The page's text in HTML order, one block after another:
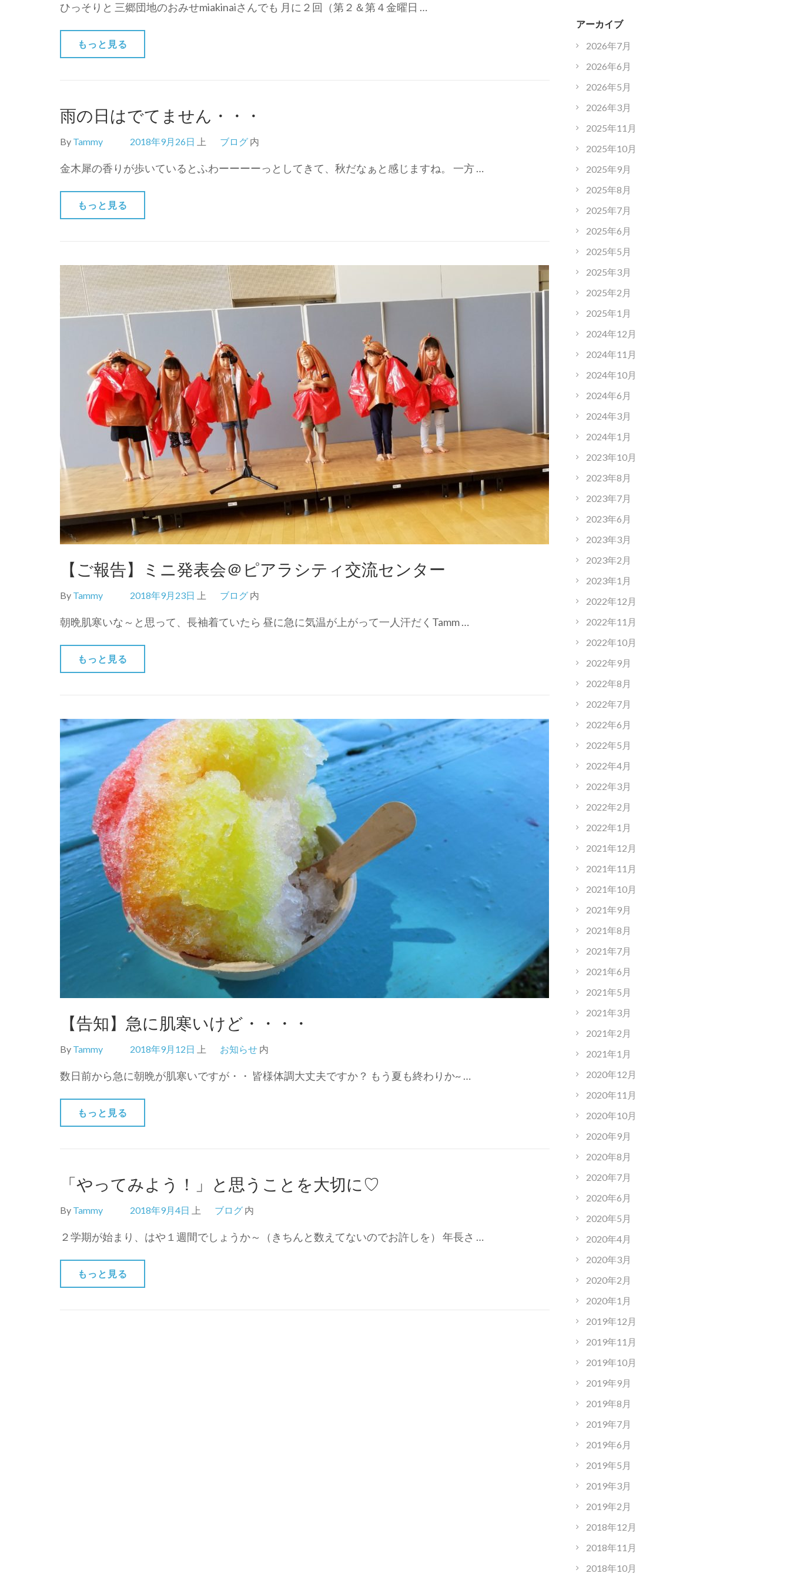
ひっそりと 三郷団地のおみせmiakinaiさんでも 月に２回（第２＆第４金曜日 …
もっと見る
雨の日はでてません・・・
By Tammy 2018年9月26日 上 ブログ 内
金木犀の香りが歩いているとふわーーーーっとしてきて、秋だなぁと感じますね。 一方 …
もっと見る
【ご報告】ミニ発表会＠ピアラシティ交流センター
By Tammy 2018年9月23日 上 ブログ 内
朝晩肌寒いな～と思って、長袖着ていたら 昼に急に気温が上がって一人汗だくTamm …
もっと見る
【告知】急に肌寒いけど・・・・
By Tammy 2018年9月12日 上 お知らせ 内
数日前から急に朝晩が肌寒いですが・・ 皆様体調大丈夫ですか？ もう夏も終わりか~ …
もっと見る
「やってみよう！」と思うことを大切に♡
By Tammy 2018年9月4日 上 ブログ 内
２学期が始まり、はや１週間でしょうか～（きちんと数えてないのでお許しを） 年長さ …
もっと見る
アーカイブ
2026年7月
2026年6月
2026年5月
2026年3月
2025年11月
2025年10月
2025年9月
2025年8月
2025年7月
2025年6月
2025年5月
2025年3月
2025年2月
2025年1月
2024年12月
2024年11月
2024年10月
2024年6月
2024年3月
2024年1月
2023年10月
2023年8月
2023年7月
2023年6月
2023年3月
2023年2月
2023年1月
2022年12月
2022年11月
2022年10月
2022年9月
2022年8月
2022年7月
2022年6月
2022年5月
2022年4月
2022年3月
2022年2月
2022年1月
2021年12月
2021年11月
2021年10月
2021年9月
2021年8月
2021年7月
2021年6月
2021年5月
2021年3月
2021年2月
2021年1月
2020年12月
2020年11月
2020年10月
2020年9月
2020年8月
2020年7月
2020年6月
2020年5月
2020年4月
2020年3月
2020年2月
2020年1月
2019年12月
2019年11月
2019年10月
2019年9月
2019年8月
2019年7月
2019年6月
2019年5月
2019年3月
2019年2月
2018年12月
2018年11月
2018年10月